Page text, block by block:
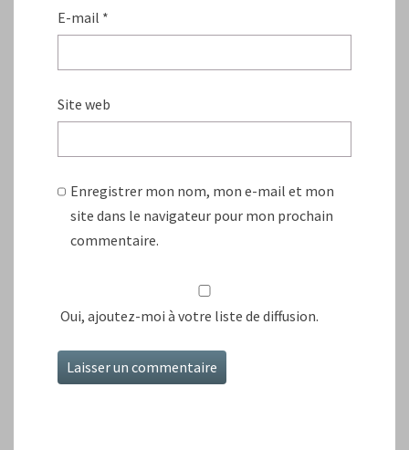
E-mail *
Site web
Enregistrer mon nom, mon e-mail et mon
site dans le navigateur pour mon prochain
commentaire.
Oui, ajoutez-moi à votre liste de diffusion.